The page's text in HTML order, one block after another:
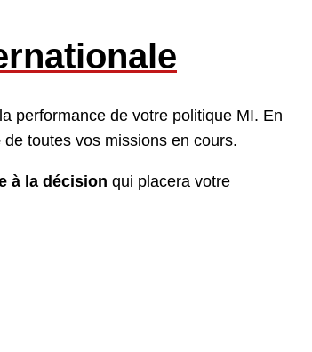
performance de votre politique MI. En
de toutes vos missions en cours.
à la décision qui placera votre